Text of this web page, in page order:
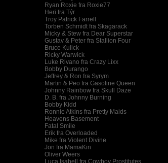
Ryan Roxie fra Roxie77
Heri fra Týr
Troy Patrick Farrell
Torben Schmidt fra Skagarack
Micky & Stew fra Dear Superstar
Gustav & Peter fra Stallion Four
Bruce Kulick
Ricky Warwick
Luke Rivano fra Crazy Lixx
Bobby Durango
Jeffrey & Ron fra Syrym
Martin & Peo fra Gasoline Queen
Johnny Rainbow fra Skull Daze
D. B. fra Johnny Burning
Bobby Kidd
Ronnie Atkins fra Pretty Maids
Heavens Basement
Fatal Smile
Erik fra Overloaded
Mike fra Violent Divine
Jon fra MamaKin
Oliver Weers
Luca Isabell fra Cowboy Prostitutes